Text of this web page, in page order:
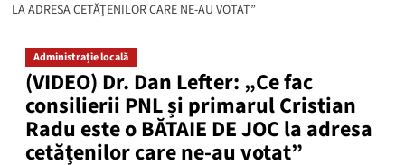
LA ADRESA CETĂȚENILOR CARE NE-AU VOTAT”
Administrație locală
(VIDEO) Dr. Dan Lefter: „Ce fac
consilierii PNL și primarul Cristian
Radu este o BĂTAIE DE JOC la adresa
cetățenilor care ne-au votat”